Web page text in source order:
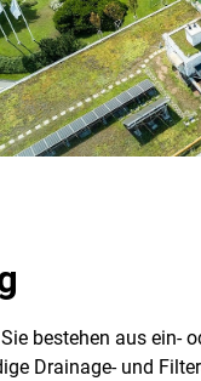
bestehen aus ein-
Drainage- und